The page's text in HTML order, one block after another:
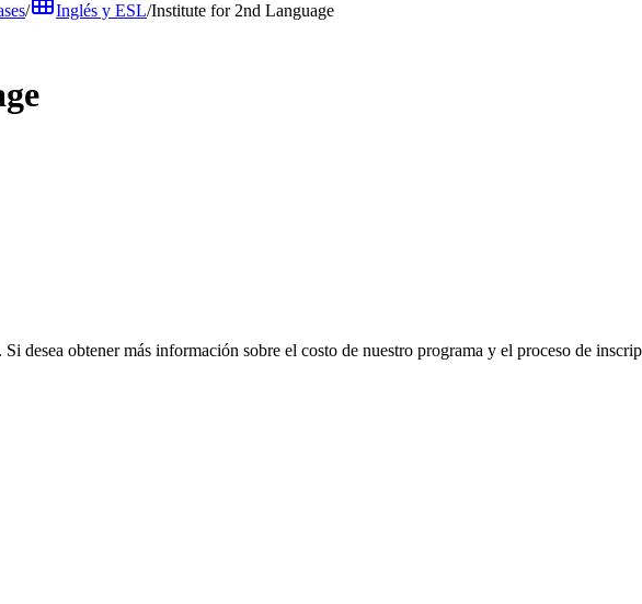
/ Inglés y ESL/Institute for 2nd Language
desea obtener más información sobre el costo de nuestro programa y el proceso de